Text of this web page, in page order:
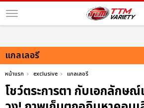
แกลเลอรี
หน้าแรก exclusive แกลเลอรี
โชว์ตระการตา กับเอกลักษ